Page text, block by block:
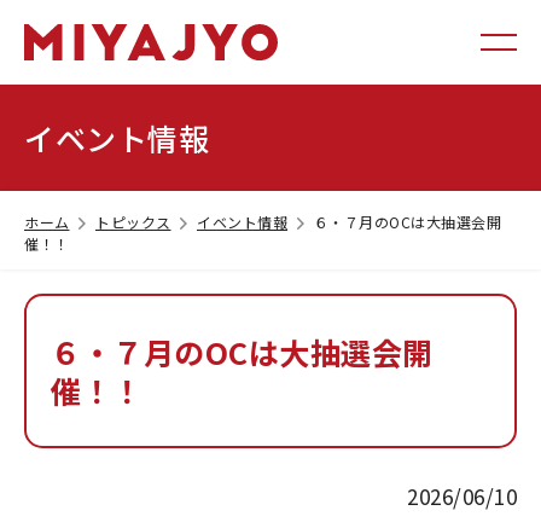
イベント情報
ホーム トピックス イベント情報
６・７月のOCは大抽選会開
催！！
６・７月のOCは大抽選会開
催！！
2026/06/10